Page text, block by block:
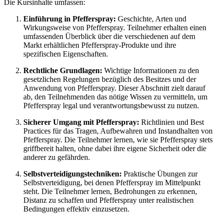
Die Kursinhalte umfassen:
Einführung in Pfefferspray: Geschichte, Arten und
Wirkungsweise von Pfefferspray. Teilnehmer erhalten einen
umfassenden Überblick über die verschiedenen auf dem
Markt erhältlichen Pfefferspray-Produkte und ihre
spezifischen Eigenschaften.
Rechtliche Grundlagen: Wichtige Informationen zu den
gesetzlichen Regelungen bezüglich des Besitzes und der
Anwendung von Pfefferspray. Dieser Abschnitt zielt darauf
ab, den Teilnehmenden das nötige Wissen zu vermitteln, um
Pfefferspray legal und verantwortungsbewusst zu nutzen.
Sicherer Umgang mit Pfefferspray: Richtlinien und Best
Practices für das Tragen, Aufbewahren und Instandhalten von
Pfefferspray. Die Teilnehmer lernen, wie sie Pfefferspray stets
griffbereit halten, ohne dabei ihre eigene Sicherheit oder die
anderer zu gefährden.
Selbstverteidigungstechniken: Praktische Übungen zur
Selbstverteidigung, bei denen Pfefferspray im Mittelpunkt
steht. Die Teilnehmer lernen, Bedrohungen zu erkennen,
Distanz zu schaffen und Pfefferspray unter realistischen
Bedingungen effektiv einzusetzen.